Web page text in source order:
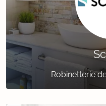
Robinetterie